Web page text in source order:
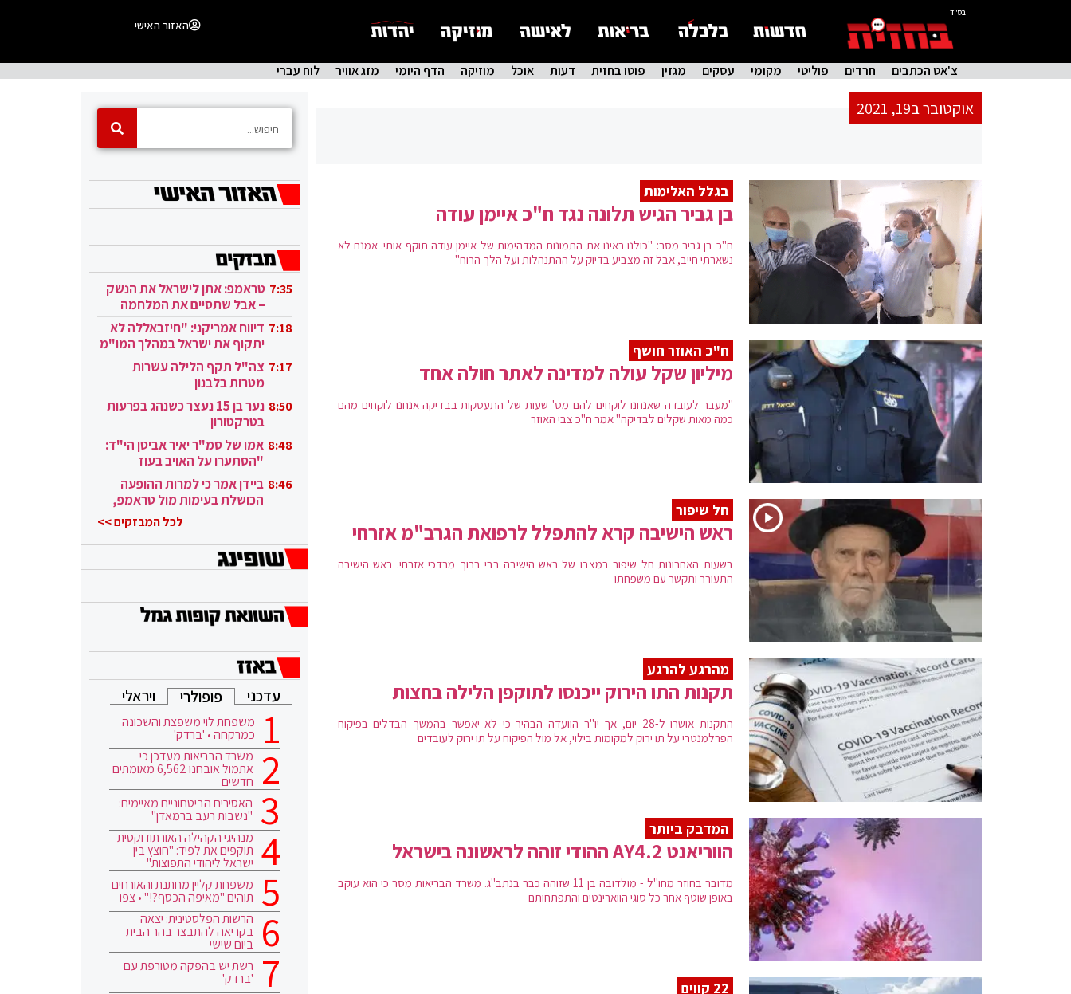
בס"ד
האזור האישי
צ'אט הכתבים חרדים פוליטי מקומי עסקים מגזין פוטו בחזית דעות אוכל מוזיקה הדף היומי מזג אוויר לוח עברי
אוקטובר ב19, 2021
בגלל האלימות
בן גביר הגיש תלונה נגד ח"כ איימן עודה
ח"כ בן גביר מסר: "כולנו ראינו את התמונות המדהימות של איימן עודה תוקף אותי. אמנם לא
נשארתי חייב, אבל זה מצביע בדיוק על ההתנהלות ועל הלך הרוח"
ח"כ האוזר חושף
מיליון שקל עולה למדינה לאתר חולה אחד
"מעבר לעובדה שאנחנו לוקחים להם מס' שעות של התעסקות בבדיקה אנחנו לוקחים מהם
כמה מאות שקלים לבדיקה" אמר ח"כ צבי האוזר
חל שיפור
ראש הישיבה קרא להתפלל לרפואת הגרב"מ אזרחי
בשעות האחרונות חל שיפור במצבו של ראש הישיבה רבי ברוך מרדכי אזרחי. ראש הישיבה
התעורר ותקשר עם משפחתו
מהרגע להרגע
תקנות התו הירוק ייכנסו לתוקפן הלילה בחצות
התקנות אושרו ל-28 יום, אך יו"ר הוועדה הבהיר כי לא יאפשר בהמשך הבדלים בפיקוח
הפרלמנטרי על תו ירוק למקומות בילוי, אל מול הפיקוח על תו ירוק לעובדים
המדבק ביותר
הווריאנט AY4.2 ההודי זוהה לראשונה בישראל
מדובר בחוזר מחו"ל - מולדובה בן 11 שזוהה כבר בנתב"ג. משרד הבריאות מסר כי הוא עוקב
באופן שוטף אחר כל סוגי הווארינטים והתפתחותם
22 קווים
7:35 טראמפ: אתן לישראל את הנשק
– אבל שתסיים את המלחמה
בעזה 7:18 דיווח אמריקני: "חיזבאללה לא
יתקוף את ישראל במהלך המו"מ
בקטאר" 7:17 צה"ל תקף הלילה עשרות
מטרות בלבנון
8:50
נער בן 15 נעצר כשנהג בפרעות
בטרקטורון
8:48 אמו של סמ"ר יאיר אביטן הי"ד:
"הסתערו על האויב בעוז
ובגבורה" 8:46 ביידן אמר כי למרות ההופעה
הכושלת בעימות מול טראמפ,
לכל המבזקים >>
עדכני פופולרי ויראלי
משפחת לוי משפצת והשכונה
כמרקחה • 'ברדק'
משרד הבריאות מעדכן כי
אתמול אובחנו 6,562 מאומתים
חדשים
האסירים הביטחוניים מאיימים:
"נשבות רעב ברמאדן"
מנהיגי הקהילה האורתודוקסית
תוקפים את לפיד: "חוצץ בין
ישראל ליהודי התפוצות"
משפחת קליין מחתנת והאורחים
תוהים "מאיפה הכסף?!" • צפו
הרשות הפלסטינית: יצאה
בקריאה להתבצר בהר הבית
ביום שישי
רשת יש בהפקה מטורפת עם
'ברדק'